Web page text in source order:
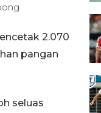
2.070
pangan
seluas